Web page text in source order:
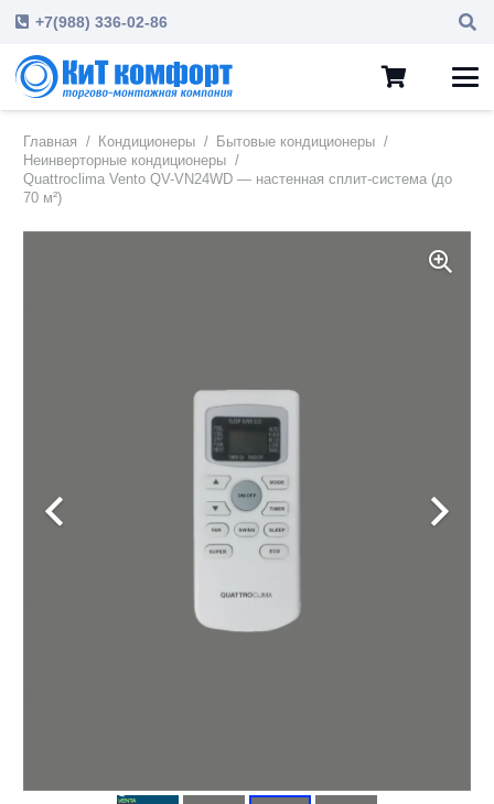
+7(988) 336-02-86
Главная / Кондиционеры / Бытовые кондиционеры /
Неинверторные кондиционеры /
Quattroclima Vento QV-VN24WD — настенная сплит-система (до
70 м²)